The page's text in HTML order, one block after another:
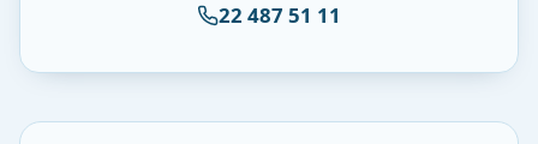
22 487 51 11